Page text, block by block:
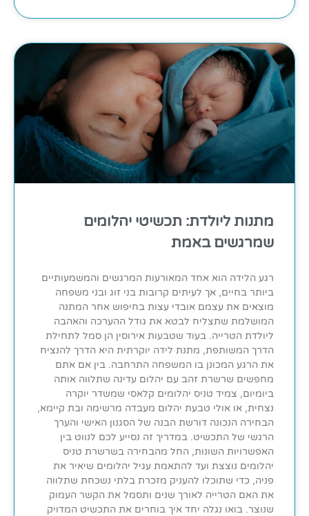
מתנות ליולדת: תכשיטי יהלומים
שמרגשים באמת
רגע הלידה הוא אחד המאורעות המרגשים והמשמעותיים
ביותר בחיים, אך לעיתים קרובות בני זוג ובני משפחה
מוצאים את עצמם אובדי עצות בחיפוש אחר המתנה
המושלמת שתצליח לבטא את גודל ההערכה והאהבה
ליולדת הטרייה. בעוד שטבעות אירוסין הן סמל לתחילת
הדרך המשותפת, מתנת לידה יוקרתית היא הדרך להנציח
את הרגע המכונן בו המשפחה התרחבה. בין אם אתם
מחפשים שרשרת זהב עם יהלום עדינה שתלווה אותה
ביומיום, צמיד טניס יהלומים קלאסי שמשדר יוקרה
נצחית, או אולי טבעת יהלום מעבדה מרשימה ובת קיימא,
הבחירה הנכונה דורשת הבנה של הסגנון האישי והערך
הרגשי של התכשיט. במדריך זה נסייע לכם לנווט בין
האפשרויות השונות, החל מהבחירה בשרשרת טניס
יהלומים נוצצת ועד להתאמת עגיל יהלומים שיאיר את
פניה, כדי שתוכלו להעניק מזכרת בלתי נשכחת שתלווה
את האם הטרייה לאורך שנים ותסמל את הקשר העמוק
שנוצר. בואו נגלה יחד איך בוחרים את התכשיט המדויק